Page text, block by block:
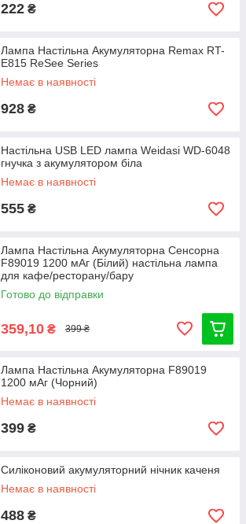
222 ₴
Лампа Настільна Акумуляторна Remax RT-
E815 ReSee Series
Немає в наявності
928 ₴
Настільна USB LED лампа Weidasi WD-6048
гнучка з акумулятором біла
Немає в наявності
555 ₴
Лампа Настільна Акумуляторна Сенсорна
F89019 1200 мАг (Білий) настільна лампа
для кафе/ресторану/бару
Готово до відправки
359,10 ₴ 399 ₴
Лампа Настільна Акумуляторна F89019
1200 мАг (Чорний)
Немає в наявності
399 ₴
Силіконовий акумуляторний нічник каченя
Немає в наявності
488 ₴